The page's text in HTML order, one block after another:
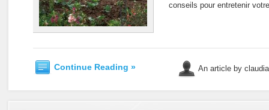
conseils pour entretenir
Continue Reading » An article by